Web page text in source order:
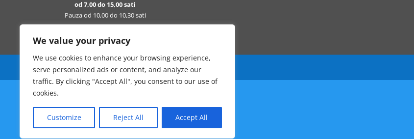
We value your privacy
We use cookies to enhance your browsing experience,
serve personalized ads or content, and analyze our
traffic. By clicking "Accept All", you consent to our use of
cookies.
Customize Reject All Accept All
od 7,00 do 15,00 sati
Pauza od 10,00 do 10,30 sati
Sva prava pridržana Grad Beli Manastir